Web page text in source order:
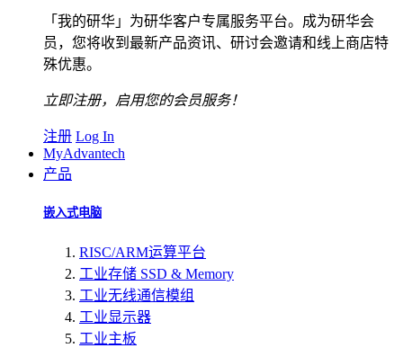
「我的研华」为研华客户专属服务平台。成为研华会
员，您将收到最新产品资讯、研讨会邀请和线上商店特
殊优惠。
立即注册，启用您的会员服务！
注册 Log In
MyAdvantech
产品
嵌入式电脑
RISC/ARM运算平台
工业存储 SSD & Memory
工业无线通信模组
工业显示器
工业主板